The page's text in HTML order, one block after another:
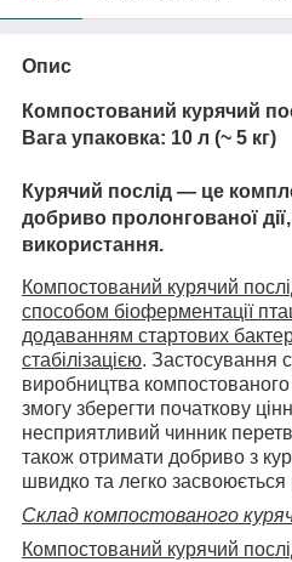
Опис
Компостований курячий
Вага упаковка: 10 л (~ 5 кг)
Курячий послід — це
добриво пролонгованої
використання.
Компостований курячий
способом біоферментації
додаванням стартових
стабілізацією. Застосування
виробництва
змогу зберегти початкову
несприятливий чинник
також отримати добриво з
швидко та легко
Склад компостованого
Компостований курячий